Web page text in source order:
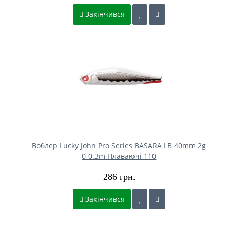
Закінчився
Воблер Lucky John Pro Series BASARA LB 40mm 2g
0-0.3m Плаваючі 110
286 грн.
Закінчився